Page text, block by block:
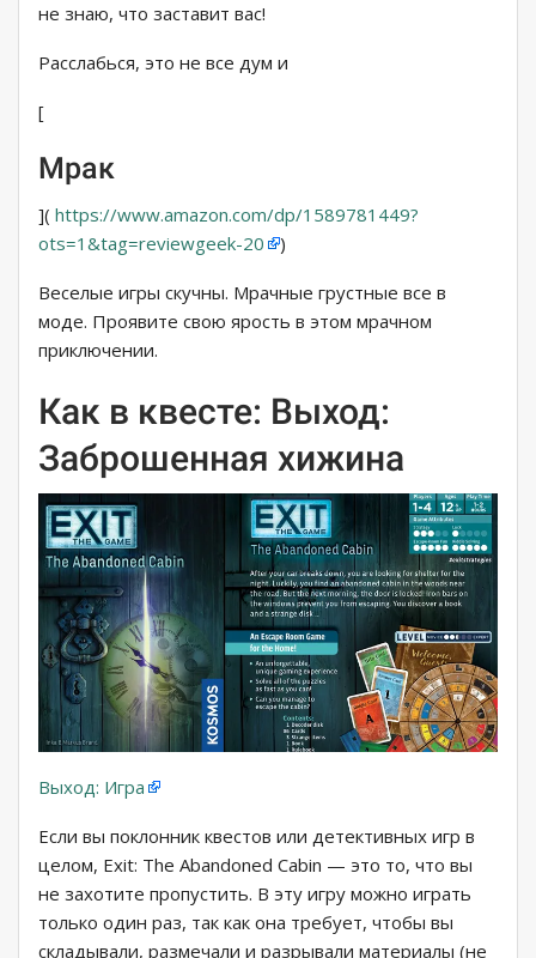
не знаю, что заставит вас!
Расслабься, это не все дум и
[
Мрак
]( https://www.amazon.com/dp/1589781449?
ots=1&tag=reviewgeek-20
)
Веселые игры скучны. Мрачные грустные все в
моде. Проявите свою ярость в этом мрачном
приключении.
Как в квесте: Выход:
Заброшенная хижина
Выход: Игра
Если вы поклонник квестов или детективных игр в
целом, Exit: The Abandoned Cabin — это то, что вы
не захотите пропустить. В эту игру можно играть
только один раз, так как она требует, чтобы вы
складывали, размечали и разрывали материалы (не